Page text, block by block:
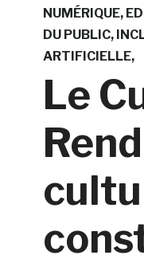
NUMÉRIQUE
DU PUBLIC
ARTIFICIELLE
Le